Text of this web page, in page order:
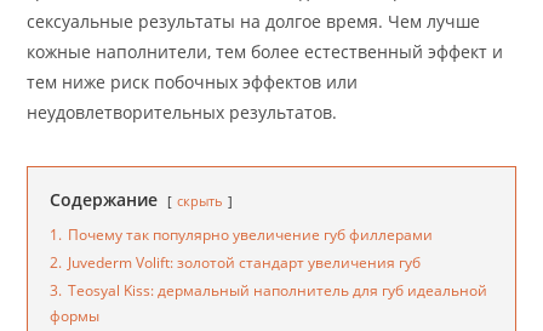
сексуальные результаты на долгое время. Чем лучше
кожные наполнители, тем более естественный эффект и
тем ниже риск побочных эффектов или
неудовлетворительных результатов.
Содержание скрыть
1. Почему так популярно увеличение губ филлерами
2. Juvederm Volift: золотой стандарт увеличения губ
3. Teosyal Kiss: дермальный наполнитель для губ идеальной
формы